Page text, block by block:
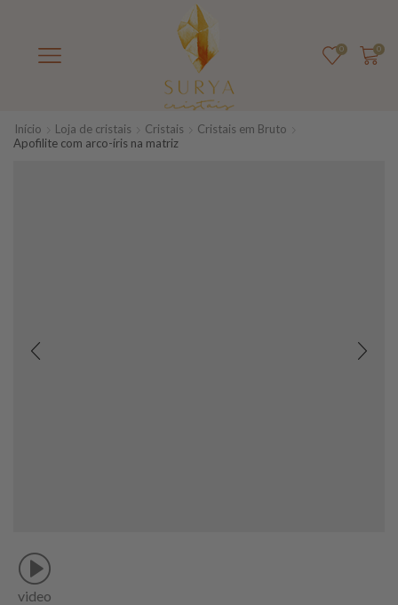
0 0
Início Loja de cristais Cristais
Cristais em Bruto
Apofilite com arco-íris na matriz
video